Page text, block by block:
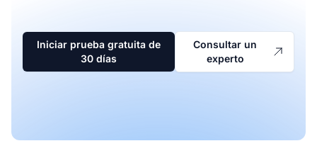
Iniciar prueba gratuita de
30 días
Consultar un
experto